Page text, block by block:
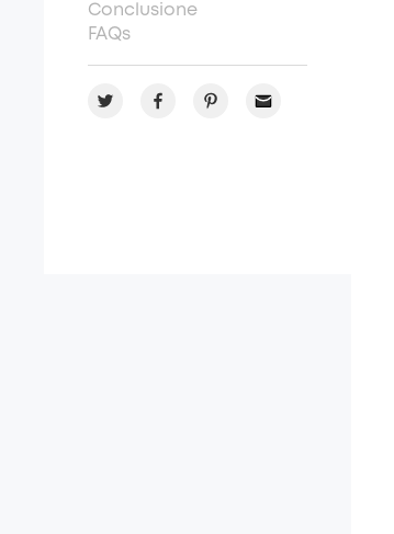
Conclusione
FAQs